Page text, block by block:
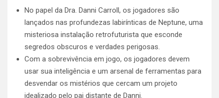
No papel da Dra. Danni Carroll, os jogadores são
lançados nas profundezas labirínticas de Neptune, uma
misteriosa instalação retrofuturista que esconde
segredos obscuros e verdades perigosas.
Com a sobrevivência em jogo, os jogadores devem
usar sua inteligência e um arsenal de ferramentas para
desvendar os mistérios que cercam um projeto
idealizado pelo pai distante de Danni.